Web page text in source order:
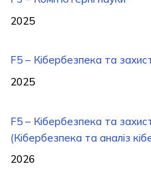
2025
F5 – Кібербезпека та
2025
F5 – Кібербезпека та
(Кібербезпека та аналіз
2026